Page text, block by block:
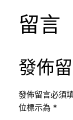
留言
發佈
發佈留言必須
位標示為 *